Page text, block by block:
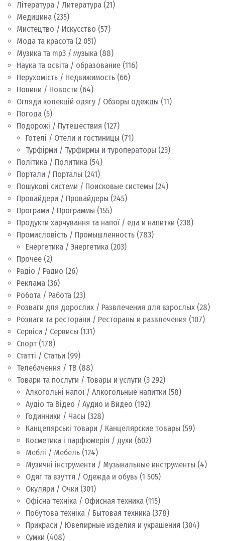
Література / Литература (21)
Медицина (235)
Мистецтво / Искусство (57)
Мода та красота (2 051)
Музика та mp3 / музыка (88)
Наука та освіта / образование (116)
Нерухомість / Недвижимость (66)
Новини / Новости (64)
Огляди колекцій одягу / Обзоры одежды (11)
Погода (5)
Подорожі / Путешествия (127)
Готелі / Отели и гостиницы (71)
Турфірми / Турфирмы и туроператоры (23)
Політика / Политика (54)
Портали / Порталы (241)
Пошукові системи / Поисковые системы (24)
Провайдери / Провайдеры (245)
Програми / Программы (155)
Продукти харчування та напої / еда и напитки (238)
Промисловість / Промышленность (783)
Енергетика / Энергетика (203)
Прочее (2)
Радіо / Радио (26)
Реклама (36)
Робота / Работа (23)
Розваги для дорослих / Развлечения для взрослых (28)
Розваги та ресторани / Рестораны и развлечения (107)
Сервіси / Сервисы (131)
Спорт (178)
Статті / Статьи (99)
Телебачення / ТВ (88)
Товари та послуги / Товары и услуги (3 292)
Алкогольні напої / Алкогольные напитки (58)
Аудіо та Відео / Аудио и Видео (192)
Годинники / Часы (328)
Канцелярські товари / Канцелярские товары (59)
Косметика і парфюмерія / духи (602)
Меблі / Мебель (124)
Музичні інструменти / Музыкальные инструменты (4)
Одяг та взуття / Одежда и обувь (1 505)
Окуляри / Очки (301)
Офісна техніка / Офисная техника (115)
Побутова техніка / Бытовая техника (378)
Прикраси / Ювелирные изделия и украшения (304)
Сумки (408)